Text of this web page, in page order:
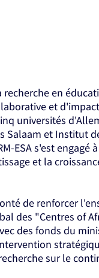
en
et
universités
Salaam et Institut
ESA s'est
et la
de renforcer
des "Centres of
des fonds du
sur le